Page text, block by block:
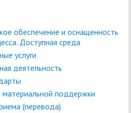
обеспечение и оснащенность
Доступная среда
услуги
деятельность
поддержки
(перевода)